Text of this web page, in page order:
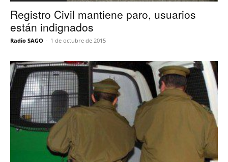
Registro Civil mantiene paro, usuarios
están indignados
Radio SAGO - 1 de octubre de 2015